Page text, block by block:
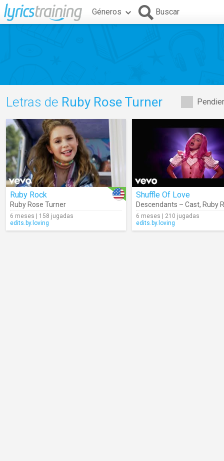
Géneros Buscar
Letras de Ruby Rose Turner
Ruby Rock
Ruby Rose Turner
6 meses | 158 jugadas
edits.by.loving
Shuffle Of Love
Descendants – Cast, Ruby
6 meses | 210 jugadas
edits.by.loving